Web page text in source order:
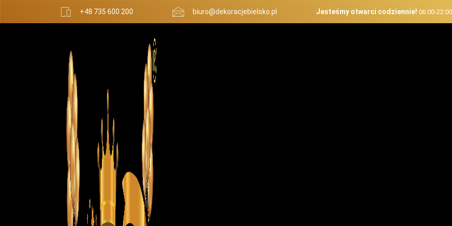
+48 735 600 200 biuro@dekoracjebielsko.pl Jesteśmy otwarci codziennie! 06:00-22:00